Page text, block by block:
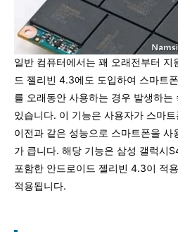
일반 컴퓨터에서는 꽤 오래전부터 지
드 젤리빈 4.3에도 도입하여 스마트
를 오래동안 사용하는 경우 발생하는
있습니다. 이 기능은 사용자가 스마
이전과 같은 성능으로 스마트폰을 사
가 큽니다. 해당 기능은 삼성 갤럭시
포함한 안드로이드 젤리빈 4.3이 적
적용됩니다.